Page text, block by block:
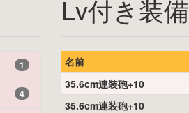
1
4
Lv付き装備
名前
35.6cm連装砲+10
35.6cm連装砲+10